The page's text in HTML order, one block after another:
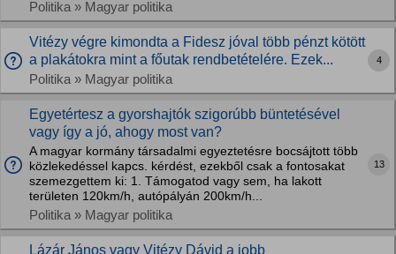
Politika » Magyar politika
Vitézy végre kimondta a Fidesz jóval több pénzt kötött
a plakátokra mint a főutak rendbetételére. Ezek...
Politika » Magyar politika
4
Egyetértesz a gyorshajtók szigorúbb büntetésével
vagy így a jó, ahogy most van?
A magyar kormány társadalmi egyeztetésre bocsájtott több
közlekedéssel kapcs. kérdést, ezekből csak a fontosakat
szemezgettem ki: 1. Támogatod vagy sem, ha lakott
területen 120km/h, autópályán 200km/h...
Politika » Magyar politika
13
Lázár János vagy Vitézy Dávid a jobb